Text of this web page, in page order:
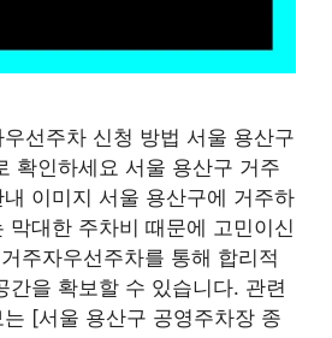
선주차 신청 방법 서울 용산구
확인하세요 서울 용산구 거주
이미지 서울 용산구에 거주하
막대한 주차비 때문에 고민이신
주자우선주차를 통해 합리적
간을 확보할 수 있습니다. 관련
[서울 용산구 공영주차장 종